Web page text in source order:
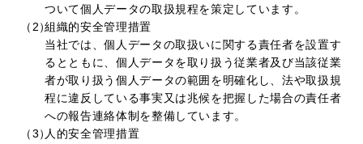
ついて個人データの取扱規程を策定しています。
（2）組織的安全管理措置
当社では、個人データの取扱いに関する責任者を設置す
るとともに、個人データを取り扱う従業者及び当該従業
者が取り扱う個人データの範囲を明確化し、法や取扱規
程に違反している事実又は兆候を把握した場合の責任者
への報告連絡体制を整備しています。
（3）人的安全管理措置